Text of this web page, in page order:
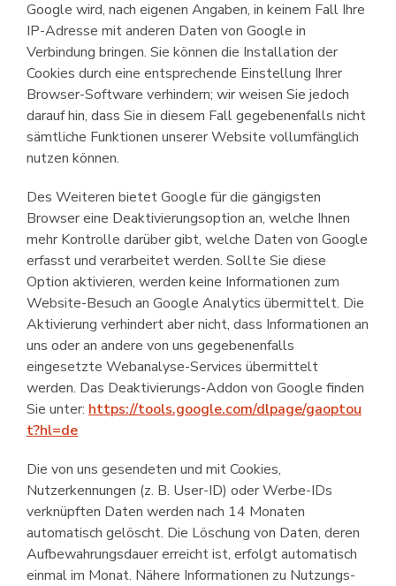
Google wird, nach eigenen Angaben, in keinem Fall Ihre
IP-Adresse mit anderen Daten von Google in
Verbindung bringen. Sie können die Installation der
Cookies durch eine entsprechende Einstellung Ihrer
Browser-Software verhindern; wir weisen Sie jedoch
darauf hin, dass Sie in diesem Fall gegebenenfalls nicht
sämtliche Funktionen unserer Website voll­umfänglich
nutzen können.
Des Weiteren bietet Google für die gängigsten
Browser eine Deaktivierungs­option an, welche Ihnen
mehr Kontrolle darüber gibt, welche Daten von Google
erfasst und verarbeitet werden. Sollte Sie diese
Option aktivieren, werden keine Informationen zum
Website-Besuch an Google Analytics übermittelt. Die
Aktivierung verhindert aber nicht, dass Informationen an
uns oder an andere von uns gegebenen­falls
eingesetzte Webanalyse-Services übermittelt
werden. Das Deaktivierungs-Addon von Google finden
Sie unter: https://tools.google.com/dlpage/gaoptou
t?hl=de
Die von uns gesendeten und mit Cookies,
Nutzerkennungen (z. B. User-ID) oder Werbe-IDs
verknüpften Daten werden nach 14 Monaten
automatisch gelöscht. Die Löschung von Daten, deren
Aufbe­wahrungsdauer erreicht ist, erfolgt automatisch
einmal im Monat. Nähere Informationen zu Nutzungs­